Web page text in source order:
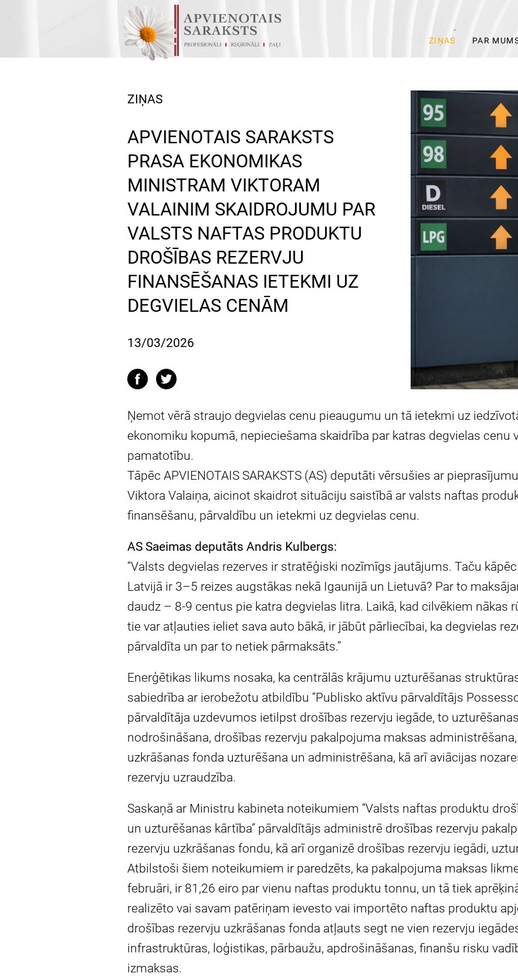
ZIŅAS PAR
ZIŅAS
APVIENOTAIS SARAKSTS
PRASA EKONOMIKAS
MINISTRAM VIKTORAM
VALAINIM SKAIDROJUMU PAR
VALSTS NAFTAS PRODUKTU
DROŠĪBAS REZERVJU
FINANSĒŠANAS IETEKMI UZ
DEGVIELAS CENĀM
13/03/2026
Ņemot vērā straujo degvielas cenu pieaugumu un tā ietekmi uz
ekonomiku kopumā, nepieciešama skaidrība par katras degvielas cenu
pamatotību.
Tāpēc APVIENOTAIS SARAKSTS (AS) deputāti vērsušies ar
Viktora Valaiņa, aicinot skaidrot situāciju saistībā ar valsts naftas
finansēšanu, pārvaldību un ietekmi uz degvielas cenu.
AS Saeimas deputāts Andris Kulbergs:
“Valsts degvielas rezerves ir stratēģiski nozīmīgs jautājums. Taču
Latvijā ir 3–5 reizes augstākas nekā Igaunijā un Lietuvā? Par to
daudz – 8-9 centus pie katra degvielas litra. Laikā, kad cilvēkiem nākas
tie var atļauties ieliet sava auto bākā, ir jābūt pārliecībai, ka degvielas
pārvaldīta un par to netiek pārmaksāts.”
Enerģētikas likums nosaka, ka centrālās krājumu uzturēšanas
sabiedrība ar ierobežotu atbildību “Publisko aktīvu pārvaldītājs
pārvaldītāja uzdevumos ietilpst drošības rezervju iegāde, to
nodrošināšana, drošības rezervju pakalpojuma maksas
uzkrāšanas fonda uzturēšana un administrēšana, kā arī aviācijas
rezervju uzraudzība.
Saskaņā ar Ministru kabineta noteikumiem “Valsts naftas produktu
un uzturēšanas kārtība” pārvaldītājs administrē drošības rezervju
rezervju uzkrāšanas fondu, kā arī organizē drošības rezervju iegādi,
Atbilstoši šiem noteikumiem ir paredzēts, ka pakalpojuma maksas
februāri, ir 81,26 eiro par vienu naftas produktu tonnu, un tā tiek
realizēto vai savam patēriņam ievesto vai importēto naftas produktu
drošības rezervju uzkrāšanas fonda atļauts segt ne vien rezervju
infrastruktūras, loģistikas, pārbaužu, apdrošināšanas, finanšu risku
izmaksas.